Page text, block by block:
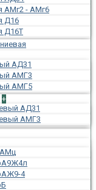
АМг2 - АМг6
Д16
Д16Т
АД31
АМГ3
АМГ5
+
АД31
АМГ3
4